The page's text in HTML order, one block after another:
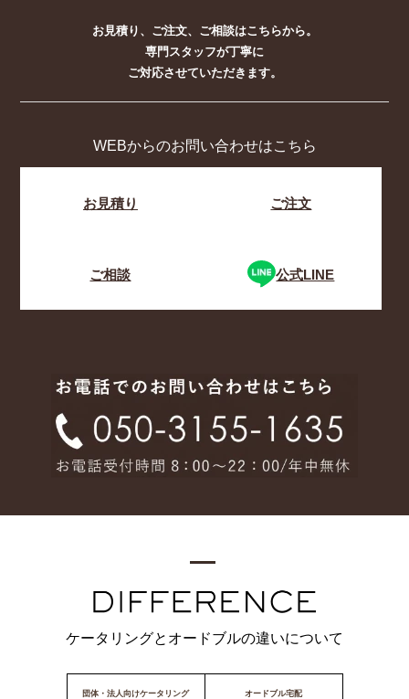
お見積り、ご注文、ご相談はこちらから。
専門スタッフが丁寧に
ご対応させていただきます。
WEBからのお問い合わせはこちら
お見積り ご注文
ご相談 公式LINE
ケータリングとオードブルの違いについて
団体・法人向けケータリング オードブル宅配